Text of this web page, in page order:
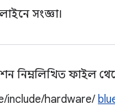
লাইনে সংজ্ঞা।
নিম্নলিখিত ফাইল
include/hardware/